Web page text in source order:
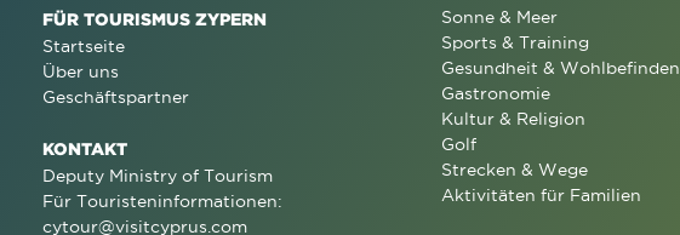
FÜR TOURISMUS ZYPERN
Startseite
Über uns
Geschäftspartner
KONTAKT
Deputy Ministry of Tourism
Für Touristeninformationen:
cytour@visitcyprus.com
Sonne & Meer
Sports & Training
Gesundheit & Wohlbefinden
Gastronomie
Kultur & Religion
Golf
Strecken & Wege
Aktivitäten für Familien